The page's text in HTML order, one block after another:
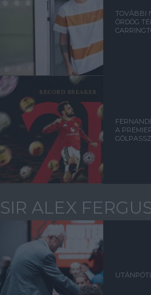
TOVÁBBI
ÖRDÖG
A
SIR ALEX